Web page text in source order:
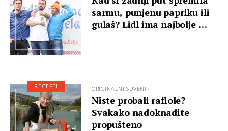
sarmu, punjenu papriku ili
gulaš? Lidl ima najbolje …
ORIGINALNI SUVENIR
Niste probali rafiole?
Svakako nadoknadite
propušteno
RECEPTI